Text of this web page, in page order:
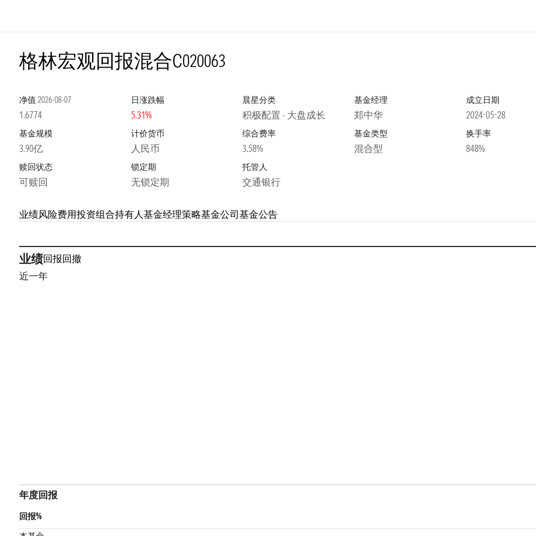
格林宏观回报混合C020063
净值 2026-08-07
1.6774
日涨跌幅
5.31%
晨星分类
积极配置 - 大盘成长
基金经理
郑中华
成立日期
2024-05-28
基金规模
3.90亿
计价货币
人民币
综合费率
3.58%
基金类型
混合型
换手率
848%
赎回状态
可赎回
锁定期
无锁定期
托管人
交通银行
业绩风险费用投资组合持有人基金经理策略基金公司基金公告
业绩回报回撤
近一年
年度回报
回报%